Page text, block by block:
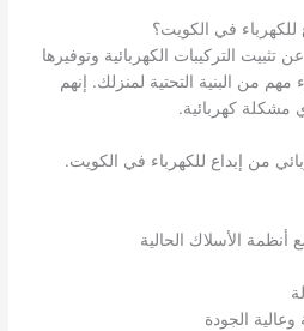
للكهرباء في الكويت؟
التركيبات الكهربائية وتوفيرها
من البنية التحتية لمنزلك. إنهم
مشكلة كهربائية.
من إبداع للكهرباء في الكويت.
الأسلاك الحالية
الجودة